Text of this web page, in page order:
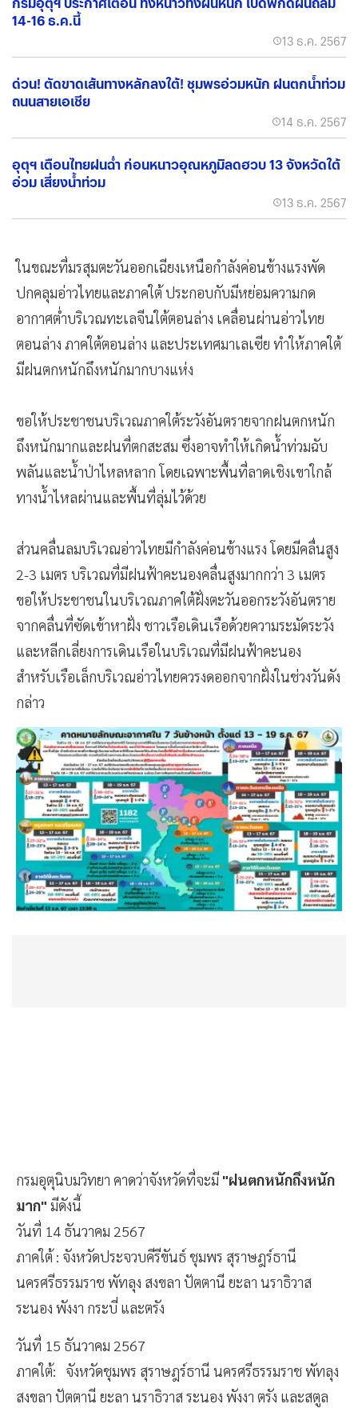
14-16 ธ.ค.นี้
13 ธ.ค. 2567
ด่วน! ตัดขาดเส้นทางหลักลงใต้! ชุมพรอ่วมหนัก ฝนตกน้ำท่วม
ถนนสายเอเชีย
14 ธ.ค. 2567
อุตุฯ เตือนไทยฝนฉ่ำ ก่อนหนาวอุณหภูมิลดฮวบ 13 จังหวัดใต้
อ่วม เสี่ยงน้ำท่วม
13 ธ.ค. 2567
ในขณะที่มรสุมตะวันออกเฉียงเหนือกำลังค่อนข้างแรงพัด
ปกคลุมอ่าวไทยและภาคใต้ ประกอบกับมีหย่อมความกด
อากาศต่ำบริเวณทะเลจีนใต้ตอนล่าง เคลื่อนผ่านอ่าวไทย
ตอนล่าง ภาคใต้ตอนล่าง และประเทศมาเลเซีย ทำให้ภาคใต้
มีฝนตกหนักถึงหนักมากบางแห่ง
ขอให้ประชาชนบริเวณภาคใต้ระวังอันตรายจากฝนตกหนัก
ถึงหนักมากและฝนที่ตกสะสม ซึ่งอาจทำให้เกิดน้ำท่วมฉับ
พลันและน้ำป่าไหลหลาก โดยเฉพาะพื้นที่ลาดเชิงเขาใกล้
ทางน้ำไหลผ่านและพื้นที่ลุ่มไว้ด้วย
ส่วนคลื่นลมบริเวณอ่าวไทยมีกำลังค่อนข้างแรง โดยมีคลื่นสูง
2-3 เมตร บริเวณที่มีฝนฟ้าคะนองคลื่นสูงมากกว่า 3 เมตร
ขอให้ประชาชนในบริเวณภาคใต้ฝั่งตะวันออกระวังอันตราย
จากคลื่นที่ซัดเข้าหาฝั่ง ชาวเรือเดินเรือด้วยความระมัดระวัง
และหลีกเลี่ยงการเดินเรือในบริเวณที่มีฝนฟ้าคะนอง
สำหรับเรือเล็กบริเวณอ่าวไทยควรงดออกจากฝั่งในช่วงวันดัง
กล่าว
กรมอุตุนิบมวิทยา คาดว่าจังหวัดที่จะมี "ฝนตกหนักถึงหนัก
มาก" มีดังนี้
วันที่ 14 ธันวาคม 2567
ภาคใต้ : จังหวัดประจวบคีรีขันธ์ ชุมพร สุราษฎร์ธานี
นครศรีธรรมราช พัทลุง สงขลา ปัตตานี ยะลา นราธิวาส
ระนอง พังงา กระบี่ และตรัง
วันที่ 15 ธันวาคม 2567
ภาคใต้: จังหวัดชุมพร สุราษฎร์ธานี นครศรีธรรมราช พัทลุง
สงขลา ปัตตานี ยะลา นราธิวาส ระนอง พังงา ตรัง และสตูล